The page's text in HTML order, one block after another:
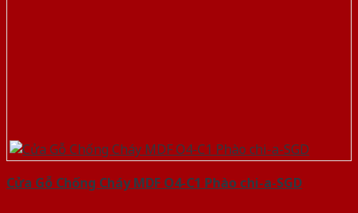
Cửa Gỗ Chống Cháy MDF O4-C1 Phào chi-a-SGD